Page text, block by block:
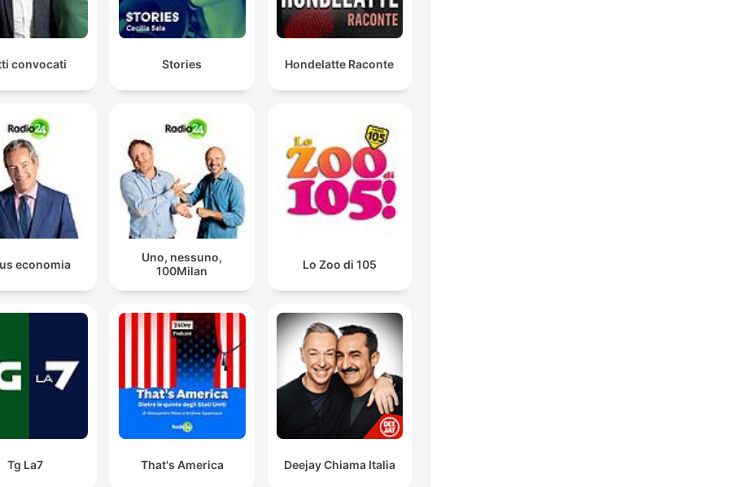
convocati Stories Hondelatte Raconte
economia
Uno, nessuno,
100Milan
Lo Zoo di 105
Tg La7 That's America Deejay Chiama Italia